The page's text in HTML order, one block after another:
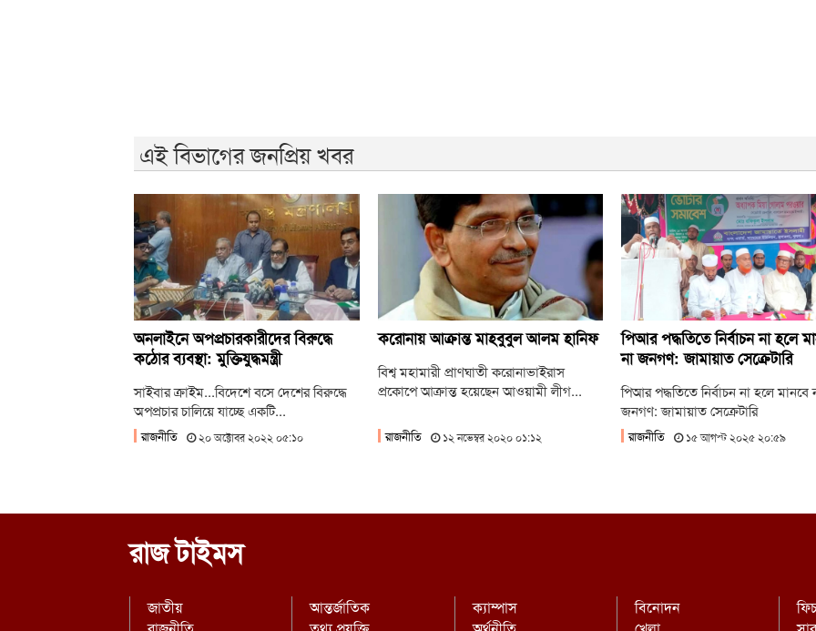
এই বিভাগের জনপ্রিয় খবর
অনলাইনে অপপ্রচারকারীদের বিরুদ্ধে
কঠোর ব্যবস্থা: মুক্তিযুদ্ধমন্ত্রী
সাইবার ক্রাইম...বিদেশে বসে দেশের বিরুদ্ধে
অপপ্রচার চালিয়ে যাচ্ছে একটি...
রাজনীতি ২০ অক্টোবর ২০২২ ০৫:১০
করোনায় আক্রান্ত মাহবুবুল আলম হানিফ
বিশ্ব মহামারী প্রাণঘাতী করোনাভাইরাস
প্রকোপে আক্রান্ত হয়েছেন আওয়ামী লীগ...
রাজনীতি ১২ নভেম্বর ২০২০ ০১:১২
পিআর পদ্ধতিতে নির্বাচন না হলে
না জনগণ: জামায়াত সেক্রেটারি
পিআর পদ্ধতিতে নির্বাচন না হলে মানবে
জনগণ: জামায়াত সেক্রেটারি
রাজনীতি ১৫ আগস্ট ২০২৫ ২০:৫৯
রাজ টাইমস
জাতীয়
আন্তর্জাতিক
ক্যাম্পাস
বিনোদন